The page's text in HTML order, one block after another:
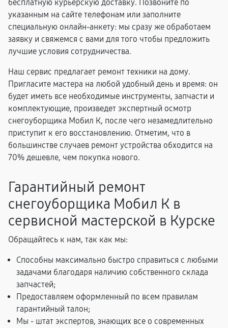
бесплатную курьерскую доставку. Позвоните по
указанным на сайте телефонам или заполните
специальную онлайн-анкету: мы сразу же обработаем
заявку и свяжемся с вами для того чтобы предложить
лучшие условия сотрудничества.
Наш сервис предлагает ремонт техники на дому.
Пригласите мастера на любой удобный день и время: он
будет иметь все необходимые инструменты, запчасти и
комплектующие, произведет экспертный осмотр
снегоуборщика Мобил К, после чего незамедлительно
приступит к его восстановлению. Отметим, что в
большинстве случаев ремонт устройства обходится на
70% дешевле, чем покупка нового.
Гарантийный ремонт
снегоуборщика Мобил К в
сервисной мастерской в Курске
Обращайтесь к нам, так как мы:
Способны максимально быстро справиться с любыми
задачами благодаря наличию собственного склада
запчастей;
Предоставляем оформленный по всем правилам
гарантийный талон;
Мы - штат экспертов, знающих все о современных